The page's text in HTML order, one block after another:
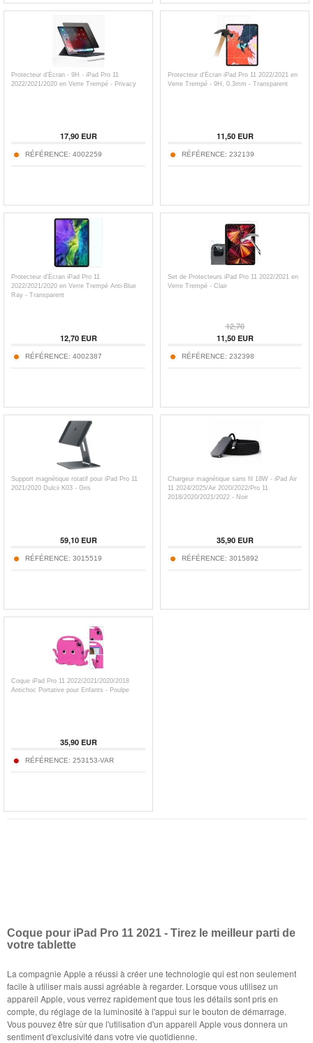
Protecteur d’Écran - 9H - iPad Pro 11
2022/2021/2020 en Verre Trempé - Privacy
17,90EUR
RÉFÉRENCE: 4002259
Protecteur d'Écran iPad Pro 11 2022/2021 en
Verre Trempé - 9H, 0.3mm - Transparent
11,50EUR
RÉFÉRENCE: 232139
Protecteur d'Écran iPad Pro 11
2022/2021/2020 en Verre Trempé Anti-Blue
Ray - Transparent
12,70EUR
RÉFÉRENCE: 4002387
Set de Protecteurs iPad Pro 11 2022/2021 en
Verre Trempé - Clair
12,70
11,50EUR
RÉFÉRENCE: 232398
Support magnétique rotatif pour iPad Pro 11
2021/2020 Dulcii K03 - Gris
59,10EUR
RÉFÉRENCE: 3015519
Chargeur magnétique sans fil 18W - iPad Air
11 2024/2025/Air 2020/2022/Pro 11
2018/2020/2021/2022 - Noir
35,90EUR
RÉFÉRENCE: 3015892
Coque iPad Pro 11 2022/2021/2020/2018
Antichoc Portative pour Enfants - Poulpe
35,90EUR
RÉFÉRENCE: 253153-VAR
Coque pour iPad Pro 11 2021 - Tirez le meilleur parti de
votre tablette
La compagnie Apple a réussi à créer une technologie qui est non seulement
facile à utiliser mais aussi agréable à regarder. Lorsque vous utilisez un
appareil Apple, vous verrez rapidement que tous les détails sont pris en
compte, du réglage de la luminosité à l'appui sur le bouton de démarrage.
Vous pouvez être sûr que l'utilisation d'un appareil Apple vous donnera un
sentiment d'exclusivité dans votre vie quotidienne.